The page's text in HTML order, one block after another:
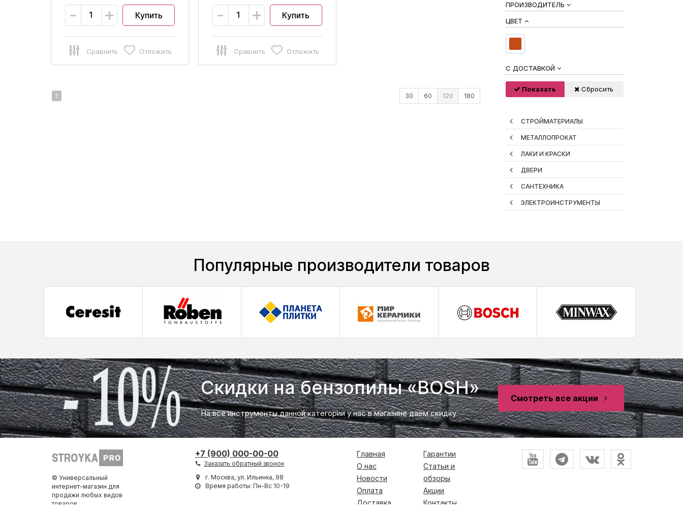
ПРОИЗВОДИТЕЛЬ
ЦВЕТ
С ДОСТАВКОЙ
Показать Сбросить
СТРОЙМАТЕРИАЛЫ
МЕТАЛЛОПРОКАТ
ЛАКИ И КРАСКИ
ДВЕРИ
САНТЕХНИКА
ЭЛЕКТРОИНСТРУМЕНТЫ
- + Купить
Сравнить Отложить
- + Купить
Сравнить Отложить
1 30 60 120 180
Популярные производители товаров
Скидки на бензопилы «BOSH»
На все инструменты данной категории у нас в магазине даём скидку
Смотреть все акции
© Универсальный
интернет-магазин для
продажи любых видов
товаров
+7 (900) 000-00-00
Заказать обратный звонок
г. Москва, ул. Ильинка, 98
Время работы: Пн-Вс 10-19
Главная
О нас
Новости
Оплата
Доставка
Гарантии
Статьи и
обзоры
Акции
Контакты